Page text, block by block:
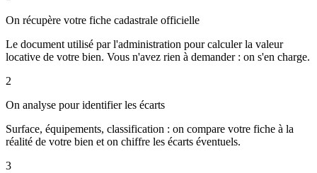
On récupère votre fiche cadastrale officielle
Le document utilisé par l'administration pour calculer la valeur
locative de votre bien. Vous n'avez rien à demander : on s'en charge.
2
On analyse pour identifier les écarts
Surface, équipements, classification : on compare votre fiche à la
réalité de votre bien et on chiffre les écarts éventuels.
3